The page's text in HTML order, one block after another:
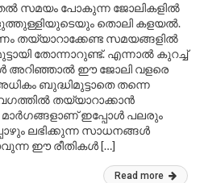
സമയം പോകുന്ന ജോലികളിൽ
തൊലി കളയൽ.
തയ്യാറാക്കേണ്ട സമയങ്ങളിൽ
തോന്നാറുണ്ട്. എന്നാൽ കുറച്ച്
അറിഞ്ഞാൽ ഈ ജോലി വളരെ
ബുദ്ധിമുട്ടാതെ തന്നെ
തയ്യാറാക്കാൻ
മാർഗങ്ങളാണ് ഇപ്പോൾ പലരും
ലഭിക്കുന്ന സാധനങ്ങൾ
ഈ രീതികൾ […]
Read more